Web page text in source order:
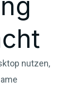
nutzen,